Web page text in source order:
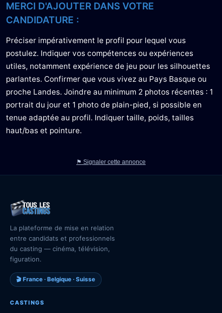
MERCI D'AJOUTER DANS VOTRE
CANDIDATURE :
Préciser impérativement le profil pour lequel vous
postulez. Indiquer vos compétences ou expériences
utiles, notamment expérience de jeu pour les silhouettes
parlantes. Confirmer que vous vivez au Pays Basque ou
proche Landes. Joindre au minimum 2 photos récentes : 1
portrait du jour et 1 photo de plain-pied, si possible en
tenue adaptée au profil. Indiquer taille, poids, tailles
haut/bas et pointure.
⚑ Signaler cette annonce
La plateforme de mise en relation
entre candidats et professionnels
du casting — cinéma, télévision,
figuration.
🎬 France · Belgique · Suisse
CASTINGS